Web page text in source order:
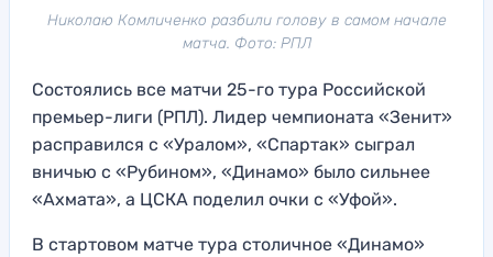
Николаю Комличенко разбили голову в самом начале
матча. Фото: РПЛ
Состоялись все матчи 25-го тура Российской
премьер-лиги (РПЛ). Лидер чемпионата «Зенит»
расправился с «Уралом», «Спартак» сыграл
вничью с «Рубином», «Динамо» было сильнее
«Ахмата», а ЦСКА поделил очки с «Уфой».
В стартовом матче тура столичное «Динамо»